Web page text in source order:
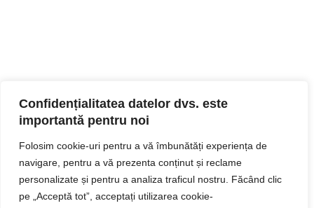
Confidențialitatea datelor dvs. este
importantă pentru noi
Folosim cookie-uri pentru a vă îmbunătăți experiența de
navigare, pentru a vă prezenta conținut și reclame
personalizate și pentru a analiza traficul nostru. Făcând clic
pe „Acceptă tot”, acceptați utilizarea cookie-